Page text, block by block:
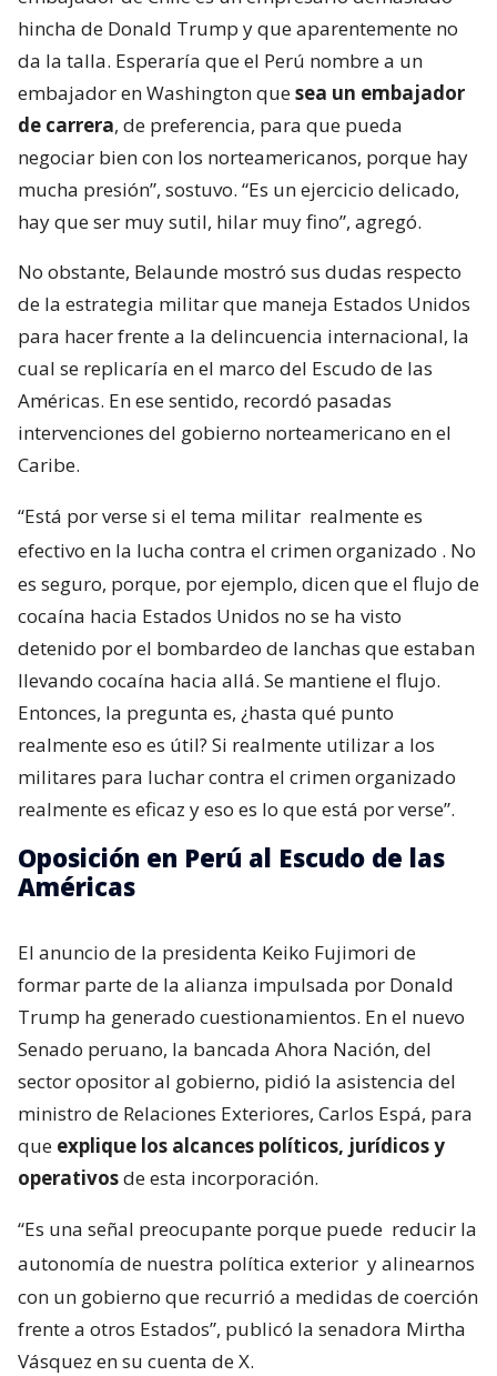
hincha de Donald Trump y que aparentemente no
da la talla. Esperaría que el Perú nombre a un
embajador en Washington quesea un embajador
de carrera, de preferencia, para que pueda
negociar bien con los norteamericanos, porque hay
mucha presión”, sostuvo. “Es un ejercicio delicado,
hay que ser muy sutil, hilar muy fino”, agregó.
No obstante, Belaunde mostró sus dudas respecto
de la estrategia militar que maneja Estados Unidos
para hacer frente a la delincuencia internacional, la
cual se replicaría en el marco del Escudo de las
Américas. En ese sentido, recordó pasadas
intervenciones del gobierno norteamericano en el
Caribe.
“Está por verse si el tema militar realmente es
efectivo en la lucha contra el crimen organizado . No
es seguro, porque, por ejemplo, dicen que el flujo de
cocaína hacia Estados Unidos no se ha visto
detenido por el bombardeo de lanchas que estaban
llevando cocaína hacia allá. Se mantiene el flujo.
Entonces, la pregunta es, ¿hasta qué punto
realmente eso es útil? Si realmente utilizar a los
militares para luchar contra el crimen organizado
realmente es eficaz y eso es lo que está por verse”.
Oposición en Perú al Escudo de las
Américas
El anuncio de la presidenta Keiko Fujimori de
formar parte de la alianza impulsada por Donald
Trump ha generado cuestionamientos. En el nuevo
Senado peruano, la bancada Ahora Nación, del
sector opositor al gobierno, pidió la asistencia del
ministro de Relaciones Exteriores, Carlos Espá, para
que explique los alcances políticos, jurídicos y
operativosde esta incorporación.
“Es una señal preocupante porque puede reducir la
autonomía de nuestra política exterior y alinearnos
con un gobierno que recurrió a medidas de coerción
frente a otros Estados”, publicó la senadora Mirtha
Vásquez en su cuenta de X.